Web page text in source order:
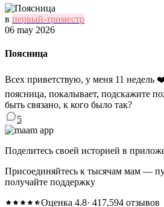
в первый-триместр
06 may 2026
Поясница
Всех приветствую, у меня 11 недель
поясница, покалывает, подскажите
быть связано, к кого было так?
5
Поделитесь своей историей в
Присоединяйтесь к тысячам мам —
получайте поддержку
Оценка 4.8· 417,594 отзывов